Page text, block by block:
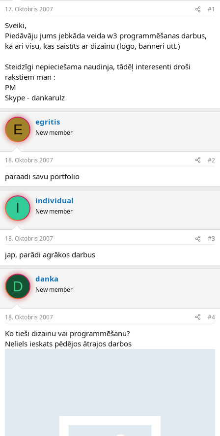
n
u
z
s
c
ē
s
a
m
s
17. Oktobris 2007 #1
Sveiki,
Piedāvāju jums jebkāda veida w3 programmēšanas darbus,
kā ari visu, kas saistīts ar dizainu (logo, banneri utt.)
Steidzīgi nepieciešama naudinja, tādēļ interesenti droši
rakstiem man :
PM
Skype - dankarulz
E egritis
New member
18. Oktobris 2007 #2
paraadi savu portfolio
I individual
New member
18. Oktobris 2007 #3
jap, parādi agrākos darbus
D danka
New member
18. Oktobris 2007 #4
Ko tieši dizainu vai programmēšanu?
Neliels ieskats pēdējos ātrajos darbos